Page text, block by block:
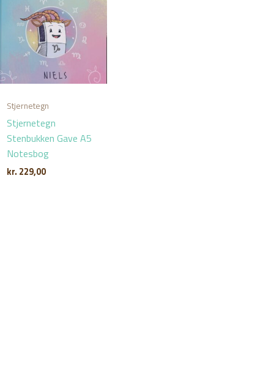
Stjernetegn
Stjernetegn
Stenbukken Gave A5
Notesbog
kr. 229,00